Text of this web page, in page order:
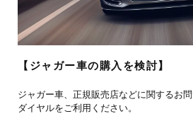
【ジャガー車の購入を検討】
ジャガー車、正規販売店などに関するお
ダイヤルをご利用ください。